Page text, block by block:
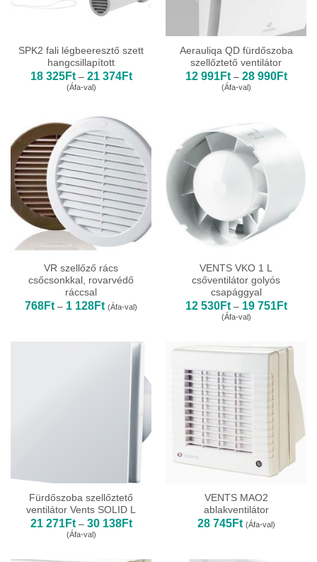
SPK2 fali légbeeresztő szett
hangcsillapított
18 325Ft – 21 374FtÁrtartomány:
(Áfa-val)
Aerauliqa QD fürdőszoba
szellőztető ventilátor
12 991Ft – 28 990Ft
(Áfa-val)
VR szellőző rács
csőcsonkkal, rovarvédő
ráccsal
768Ft – 1 128FtÁrtartomány:
768Ft
128Ft
(Áfa-val)
VENTS VKO 1 L
csőventilátor golyós
csapággyal
12 530Ft – 19 751Ft
751Ft
(Áfa-val)
Fürdőszoba szellőztető
ventilátor Vents SOLID L
21 271Ft – 30 138FtÁrtartomány:
30
(Áfa-val)
VENTS MAO2
ablakventilátor
28 745Ft (Áfa-val)